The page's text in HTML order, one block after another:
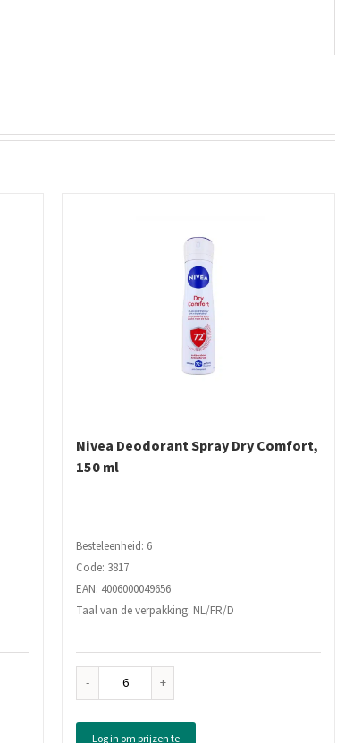
Nivea Deodorant Spray Dry Comfort,
150 ml
Besteleenheid: 6
Code: 3817
EAN: 4006000049656
Taal van de verpakking: NL/FR/D
Nivea
Spray
Log in om prijzen te